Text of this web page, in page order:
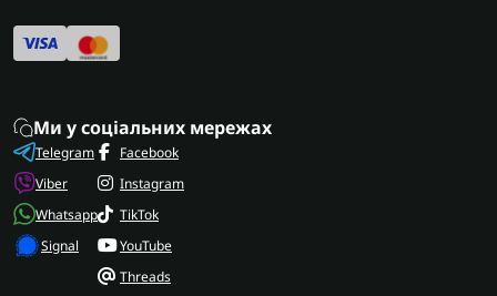
Ми у соціальних мережах
Telegram
Viber
Whatsapp
Signal
Facebook
Instagram
TikTok
YouTube
Threads